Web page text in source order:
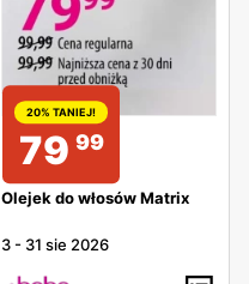
20% TANIEJ!
79 99
Olejek do włosów Matrix
3 - 31 sie 2026